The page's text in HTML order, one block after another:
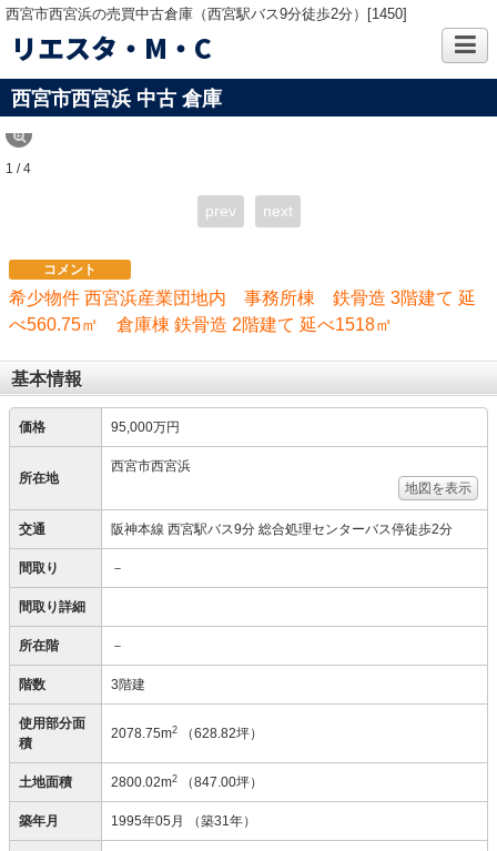
西宮市西宮浜の売買中古倉庫（西宮駅バス9分徒歩2分）[1450]
リエスタ・M・C
西宮市西宮浜 中古 倉庫
1 / 4
prev next
コメント
希少物件 西宮浜産業団地内 事務所棟 鉄骨造 3階建て 延
べ560.75㎡ 倉庫棟 鉄骨造 2階建て 延べ1518㎡
基本情報
価格 95,000万円
所在地
西宮市西宮浜
地図を表示
交通 阪神本線 西宮駅バス9分 総合処理センターバス停徒歩2分
間取り －
間取り詳細
所在階 －
階数 3階建
使用部分面
積
2078.75m2 （628.82坪）
土地面積 2800.02m2 （847.00坪）
築年月 1995年05月 （築31年）